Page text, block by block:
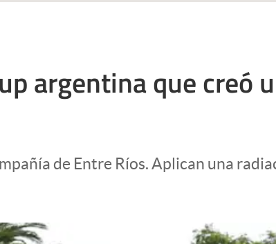
argentina que creó
de Entre Ríos. Aplican una